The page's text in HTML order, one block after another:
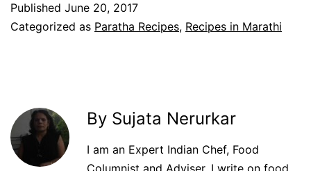
Published June 20, 2017
Categorized as Paratha Recipes, Recipes in Marathi
By Sujata Nerurkar
I am an Expert Indian Chef, Food